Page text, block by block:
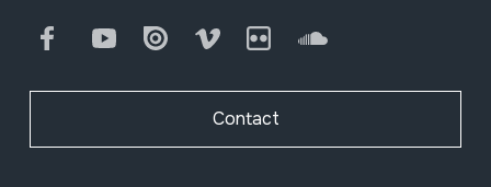
FacebookYoutube Issuu Vimeo Flickr SoundCloud
Contact